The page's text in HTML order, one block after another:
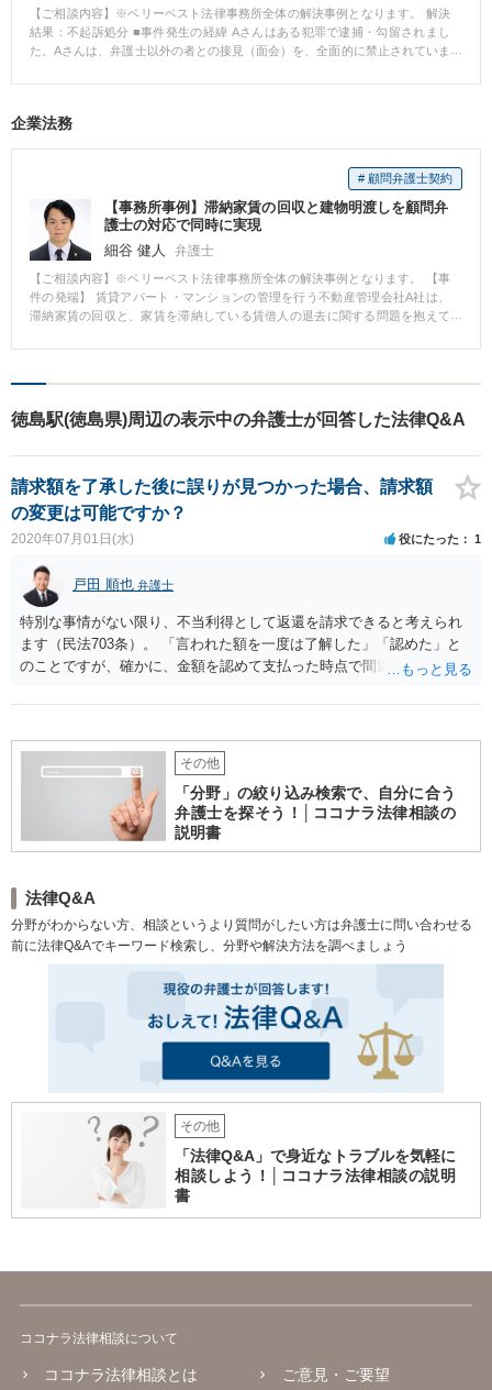
ストの対応とその結果】 Aさんのお話からすると、勤務先からの自宅待機命
令や降格は無効となる可能性があると考えられました。 そこで、どのような
解決がAさんにとって最善の選択なのか、打ち合わせを重ねて検討した結果、
ただ一方で、勤務先のAさんへの対応が非常に頑なであったこと、Aさんの技
を獲得できるのであれば転職を前提とする和解も視野に入れるという方針を
給与を全額支払うよう求めました。 すると、ほどなく勤務先から解決金を支
払っての解決の打診がありました。 そこで、自宅待機命令により減額された
給与の支払いに加え、Aさんが転職活動に要すると考えられる期間分の給与を
試算し、それをもとに解決金額を提示したところ、勤務先より、解決金の支
払いに応じるとの返答がありました。 結果として、Aさんは転職活動期間中
も勤務先に在籍し続けた場合と同水準の収入を確保しながら、勤務先で就労
することなく転職活動に専念できる形となりました。第1希望である復職は叶
いませんでしたが、 「同じ勤務先に復帰することで将来また同様のトラブル
てよかった」 とご満足いただけました。 ※ご依頼者様の守秘義務の観点か
【ご相談内容】※ベリーベスト法律事務所全体の解決事例となります。 解決
結果：不起訴処分 ■事件発生の経緯 Aさんはある犯罪で逮捕・勾留されまし
た。Aさんは、弁護士以外の者との接見（面会）を、全面的に禁止されていま
ト」という冊子を差し入れ、ここに取り調べ状況を逐一記録するようお願い
告（異議申立て）を行い、これと同時に、少なくとも近親者には面会できる
が続きました。 Aさんは毎日、「被疑者ノート」に取調状況を詳細に記載
し、担当弁護士らが接見に行くたび、これを使って報告をしてくれました。
「被疑者ノート」には、Aさんに自白を強要するための、非常に厳しい警察官
の言葉が、数多く記されていました。 警察官の取調べにより、真実が歪めら
れるようなことは決してあってはならないことから、担当弁護士らは警察署
長および検察庁に対し、即時に抗議書を送付しました。また、担当警察官に
対しても、電話にて抗議を行いました。 その後、Aさんに対する警察官の態
度はかなり改善されましたが、依然として自白を求める取調べは続きまし
検討した上で、最終的には担当検察官に対し、不起訴を求める終局処分意見
ポイント 担当弁護士らがAさんと時間をかけて何度も話をし、弁護方針や取
ました。
企業法務
# 顧問弁護士契約
【事務所事例】滞納家賃の回収と建物明渡しを顧問弁
護士の対応で同時に実現
細谷 健人
弁護士
【ご相談内容】※ベリーベスト法律事務所全体の解決事例となります。 【事
件の発端】 賃貸アパート・マンションの管理を行う不動産管理会社A社は、
滞納家賃の回収と、家賃を滞納している賃借人の退去に関する問題を抱えて
物から退去すことを求めていますが、賃貸借契約を解除しても、賃借人が任
は、法的に建物の明渡しを実現し、滞納家賃を回収するために、ベリーベス
ト法律事務所と顧問契約を締結しました。 【ベリーベストの対応とその結
借人に対して建物明渡しの手続を実施するという業務フローが構築されまし
た。 また、顧問弁護士が建物明渡し業務を行う場合、賃借人の家賃の滞納状
況についても、A社から確認することになるため、滞納家賃の債権回収も、併
せて顧問弁護士が迅速に行うようになりました。 【解決のポイント】 顧問弁
限に抑えることができるようになりました。 A社は、家賃を滞納する賃借人
が発生した場合、問題の解決は顧問弁護士に任せることができるので、業務
の効率化を図ることができ、本業に集中することができるようになりまし
た。
徳島駅(徳島県)周辺の表示中の弁護士が回答した法律Q&A
請求額を了承した後に誤りが見つかった場合、請求額
の変更は可能ですか？
2020年07月01日(水) 役にたった 1
戸田 順也 弁護士
特別な事情がない限り、不当利得として返還を請求できると考えられ
ます（民法703条）。 「言われた額を一度は了解した」「認めた」と
のことですが、確かに、金額を認めて支払った時点で間違いに気づい
（民法705条）。 しかし、金額を認めて支払った時点で間違いに気づ
と考えられます。
その他
「分野」の絞り込み検索で、自分に合う
弁護士を探そう！│ココナラ法律相談の
説明書
法律Q&A
分野がわからない方、相談というより質問がしたい方は弁護士に問い合わせる
前に法律Q&Aでキーワード検索し、分野や解決方法を調べましょう
その他
「法律Q&A」で身近なトラブルを気軽に
相談しよう！│ココナラ法律相談の説明
書
ココナラ法律相談について
ココナラ法律相談とは ご意見・ご要望